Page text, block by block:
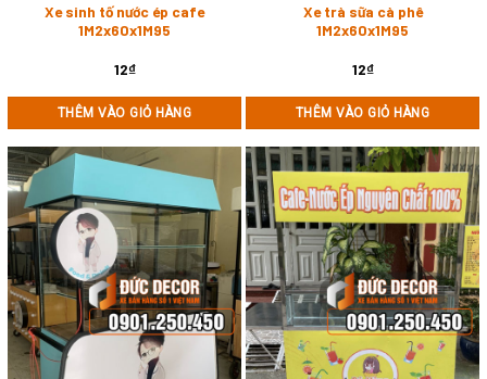
Xe sinh tố nước ép cafe
1M2x60x1M95
12₫
THÊM VÀO GIỎ HÀNG
Xe trà sữa cà phê
1M2x60x1M95
12₫
THÊM VÀO GIỎ HÀNG